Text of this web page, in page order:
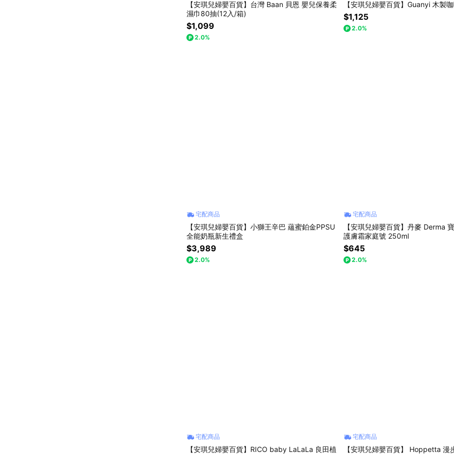
【安琪兒婦嬰百貨】台灣 Baan 貝恩 嬰兒保養柔
濕巾80抽(12入/箱)
$1,099
2.0%
【安琪兒婦嬰百貨】Guanyi 木製
$1,125
2.0%
宅配商品
【安琪兒婦嬰百貨】小獅王辛巴 蘊蜜鉑金PPSU
全能奶瓶新生禮盒
$3,989
2.0%
宅配商品
【安琪兒婦嬰百貨】丹麥 Derma
護膚霜家庭號 250ml
$645
2.0%
宅配商品
【安琪兒婦嬰百貨】RICO baby LaLaLa 良田植
宅配商品
【安琪兒婦嬰百貨】 Hoppetta 漫